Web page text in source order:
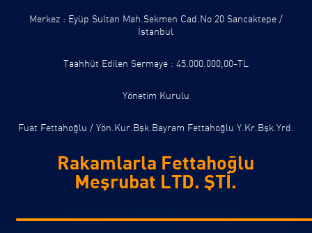
Merkez : Eyüp Sultan Mah.Sekmen Cad.No 20 Sancaktepe /
İstanbul
Taahhüt Edilen Sermaye : 45.000.000,00-TL
Yönetim Kurulu
Fuat Fettahoğlu / Yön.Kur.Bşk.Bayram Fettahoğlu Y.Kr.Bşk.Yrd.
Rakamlarla Fettahoğlu
Meşrubat LTD. ŞTİ.